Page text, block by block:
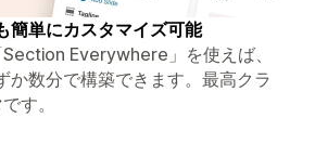
簡単にカスタマイズ可能
Everywhere」を使えば、
か数分で構築できます。最高クラ
す。